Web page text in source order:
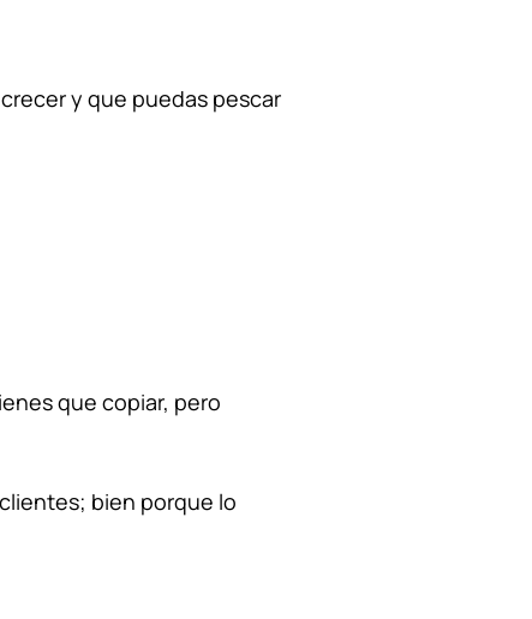
y que puedas pescar
que copiar, pero
bien porque lo